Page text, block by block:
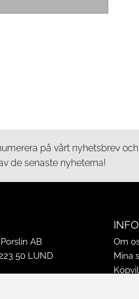
på vårt nyhetsbrev
de senaste nyheterna!
AB
50 LUND
Om
Mina